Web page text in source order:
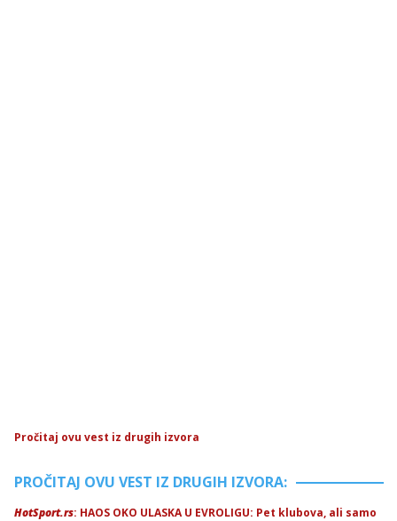
Pročitaj ovu vest iz drugih izvora
PROČITAJ OVU VEST IZ DRUGIH IZVORA:
HotSport.rs: HAOS OKO ULASKA U EVROLIGU: Pet klubova, ali samo